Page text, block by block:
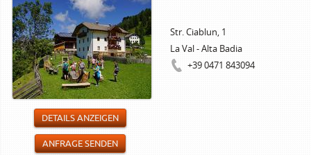
Str. Ciablun, 1
La Val - Alta Badia
+39 0471 843094
DETAILS ANZEIGEN
ANFRAGE SENDEN